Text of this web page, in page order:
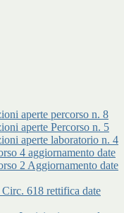
aperte percorso n. 8
aperte Percorso n. 5
aperte laboratorio n. 4
4 aggiornamento date
2 Aggiornamento date
618 rettifica date